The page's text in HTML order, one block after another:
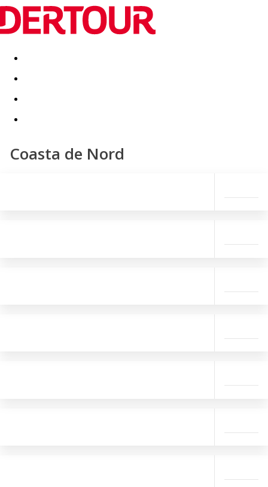
Destinatii Vacanta perfecta OFERTE DE NERATAT
Coasta de Nord